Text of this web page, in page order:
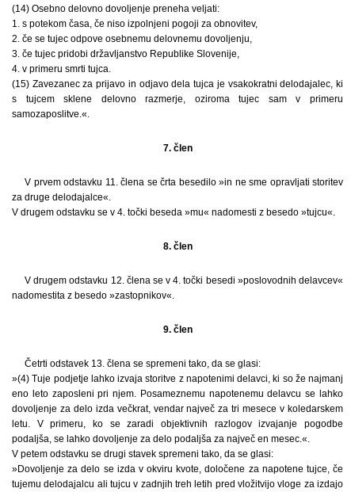
(14) Osebno delovno dovoljenje preneha veljati:
1. s potekom časa, če niso izpolnjeni pogoji za obnovitev,
2. če se tujec odpove osebnemu delovnemu dovoljenju,
3. če tujec pridobi državljanstvo Republike Slovenije,
4. v primeru smrti tujca.
(15) Zavezanec za prijavo in odjavo dela tujca je vsakokratni delodajalec, ki
s tujcem sklene delovno razmerje, oziroma tujec sam v primeru
samozaposlitve.«.
7. člen
V prvem odstavku 11. člena se črta besedilo »in ne sme opravljati storitev
za druge delodajalce«.
V drugem odstavku se v 4. točki beseda »mu« nadomesti z besedo »tujcu«.
8. člen
V drugem odstavku 12. člena se v 4. točki besedi »poslovodnih delavcev«
nadomestita z besedo »zastopnikov«.
9. člen
Četrti odstavek 13. člena se spremeni tako, da se glasi:
»(4) Tuje podjetje lahko izvaja storitve z napotenimi delavci, ki so že najmanj
eno leto zaposleni pri njem. Posameznemu napotenemu delavcu se lahko
dovoljenje za delo izda večkrat, vendar največ za tri mesece v koledarskem
letu. V primeru, ko se zaradi objektivnih razlogov izvajanje pogodbe
podaljša, se lahko dovoljenje za delo podaljša za največ en mesec.«.
V petem odstavku se drugi stavek spremeni tako, da se glasi:
»Dovoljenje za delo se izda v okviru kvote, določene za napotene tujce, če
tujemu delodajalcu ali tujcu v zadnjih treh letih pred vložitvijo vloge za izdajo